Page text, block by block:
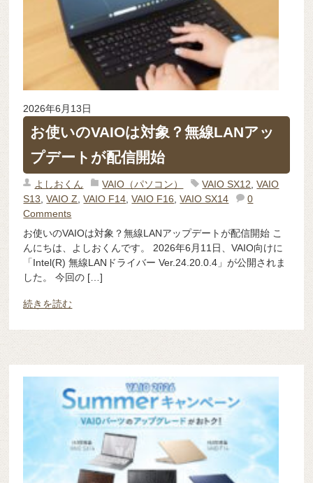
2026年6月13日
お使いのVAIOは対象？無線LANアッ
プデートが配信開始
よしおくん VAIO（パソコン） VAIO SX12 ,VAIO
S13 ,VAIO Z ,VAIO F14 ,VAIO F16 ,VAIO SX14
0
Comments
お使いのVAIOは対象？無線LANアップデートが配信開始 こ
んにちは、よしおくんです。 2026年6月11日、VAIO向けに
「Intel(R) 無線LANドライバー Ver.24.20.0.4」が公開されま
した。 今回の […]
続きを読む